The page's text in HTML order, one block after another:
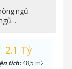
ngủ
2.1 Tỷ
tích:48,5 m2